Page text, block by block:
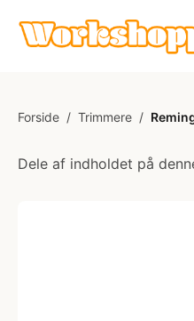
Forside / Trimmere /
Dele af indholdet på